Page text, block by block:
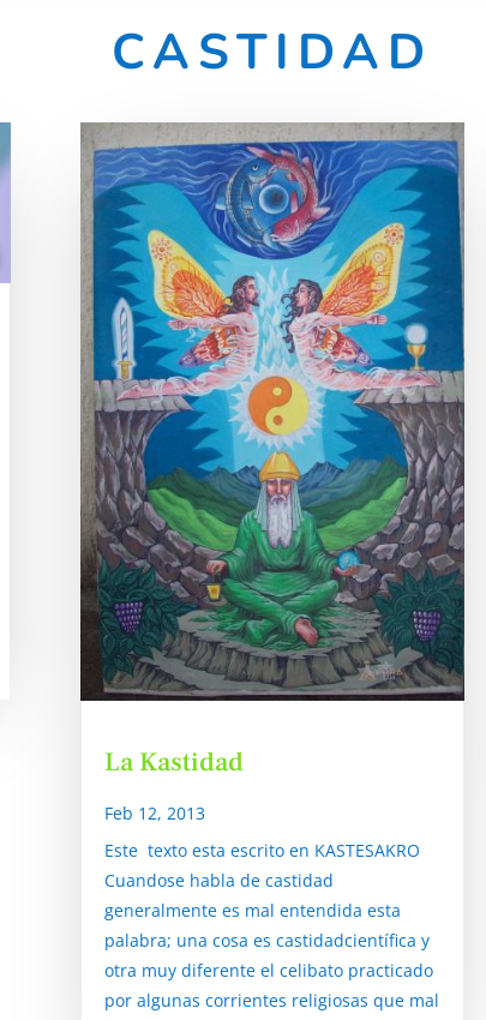
CASTIDAD
La Kastidad
Feb 12, 2013
Este texto esta escrito en KASTESAKRO
Cuandose habla de castidad
generalmente es mal entendida esta
palabra; una cosa es castidadcientífica y
otra muy diferente el celibato practicado
por algunas corrientes religiosas que mal